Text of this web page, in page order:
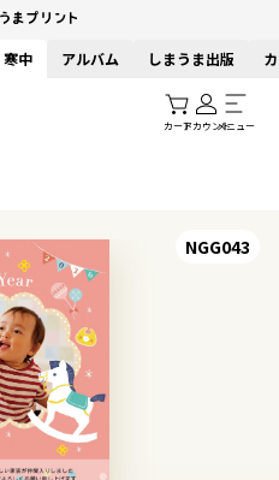
中 アルバム しまうま出版
カートアカウントメニュー
NGG043